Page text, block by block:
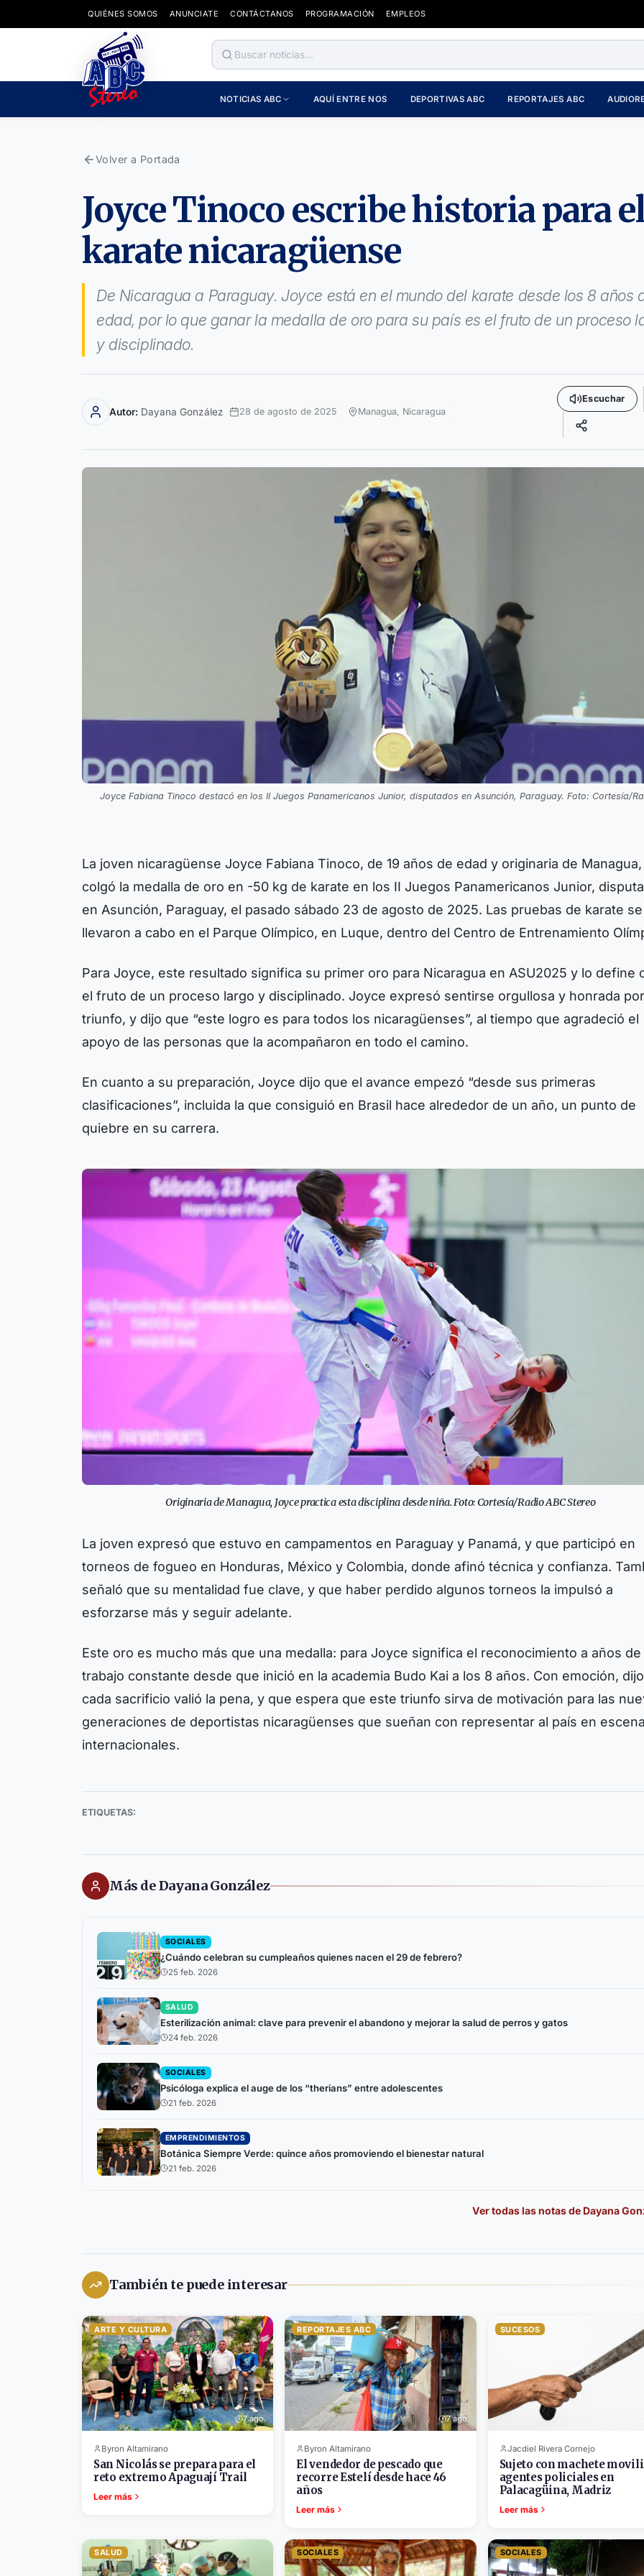
QUIÉNES SOMOS ANUNCIATE CONTÁCTANOS PROGRAMACIÓN EMPLEOS
NOTICIAS ABC AQUÍ ENTRE NOS DEPORTIVAS ABC REPORTAJES ABC
Volver a Portada
Joyce Tinoco escribe historia para
karate nicaragüense
De Nicaragua a Paraguay. Joyce está en el mundo del karate desde los 8 años
edad, por lo que ganar la medalla de oro para su país es el fruto de un proceso
y disciplinado.
Autor: Dayana González 28 de agosto de 2025 Managua, Nicaragua
Escuchar
Joyce Fabiana Tinoco destacó en los II Juegos Panamericanos Junior, disputados en Asunción, Paraguay. Foto: Cortesía/
La joven nicaragüense Joyce Fabiana Tinoco, de 19 años de edad y originaria de
colgó la medalla de oro en -50 kg de karate en los II Juegos Panamericanos Junior,
en Asunción, Paraguay, el pasado sábado 23 de agosto de 2025. Las pruebas de karate se
llevaron a cabo en el Parque Olímpico, en Luque, dentro del Centro de Entrenamiento
Para Joyce, este resultado significa su primer oro para Nicaragua en ASU2025 y lo define
el fruto de un proceso largo y disciplinado. Joyce expresó sentirse orgullosa y honrada
triunfo, y dijo que “este logro es para todos los nicaragüenses”, al tiempo que agradeció el
apoyo de las personas que la acompañaron en todo el camino.
En cuanto a su preparación, Joyce dijo que el avance empezó “desde sus primeras
clasificaciones”, incluida la que consiguió en Brasil hace alrededor de un año, un punto de
quiebre en su carrera.
Originaria de Managua, Joyce practica esta disciplina desde niña. Foto: Cortesía/Radio ABC Stereo
La joven expresó que estuvo en campamentos en Paraguay y Panamá, y que participó en
torneos de fogueo en Honduras, México y Colombia, donde afinó técnica y confianza.
señaló que su mentalidad fue clave, y que haber perdido algunos torneos la impulsó a
esforzarse más y seguir adelante.
Este oro es mucho más que una medalla: para Joyce significa el reconocimiento a años de
trabajo constante desde que inició en la academia Budo Kai a los 8 años. Con emoción,
cada sacrificio valió la pena, y que espera que este triunfo sirva de motivación para las
generaciones de deportistas nicaragüenses que sueñan con representar al país en
internacionales.
ETIQUETAS:
Más de Dayana González
SOCIALES
¿Cuándo celebran su cumpleaños quienes nacen el 29 de febrero?
25 feb. 2026
SALUD
Esterilización animal: clave para prevenir el abandono y mejorar la salud de perros y gatos
24 feb. 2026
SOCIALES
Psicóloga explica el auge de los “therians” entre adolescentes
21 feb. 2026
EMPRENDIMIENTOS
Botánica Siempre Verde: quince años promoviendo el bienestar natural
21 feb. 2026
Ver todas las notas de Dayana
También te puede interesar
ARTE Y CULTURA
7 ago.
Byron Altamirano
San Nicolás se prepara para el
reto extremo Apaguají Trail
Leer más
REPORTAJES ABC
7 ago.
Byron Altamirano
El vendedor de pescado que
recorre Estelí desde hace 46
años
Leer más
SUCESOS
Jacdiel Rivera Cornejo
Sujeto con machete
agentes policiales en
Palacagüina, Madriz
Leer más
SALUD SOCIALES SOCIALES